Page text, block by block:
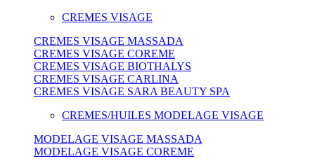
CREMES VISAGE
CREMES VISAGE MASSADA
CREMES VISAGE COREME
CREMES VISAGE BIOTHALYS
CREMES VISAGE CARLINA
CREMES VISAGE SARA BEAUTY SPA
CREMES/HUILES MODELAGE VISAGE
MODELAGE VISAGE MASSADA
MODELAGE VISAGE COREME